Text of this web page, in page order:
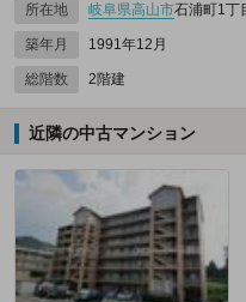
所在地 岐阜県高山市石浦町1丁
築年月 1991年12月
総階数 2階建
近隣の中古マンション